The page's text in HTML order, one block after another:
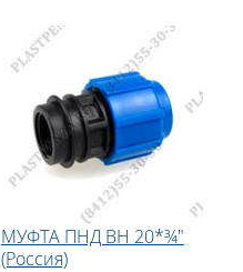
МУФТА ПНД ВН 20*¾"
(Россия)